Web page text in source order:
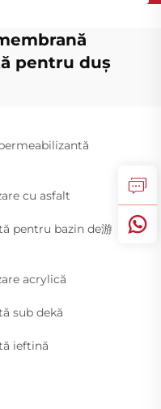
pentru duș
cu asfalt
pentru bazin de游
acrylică
sub dekă
ieftină